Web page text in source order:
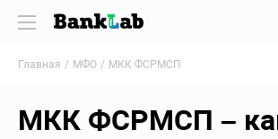
Главная МФО МКК ФСРМСП
МКК ФСРМСП –